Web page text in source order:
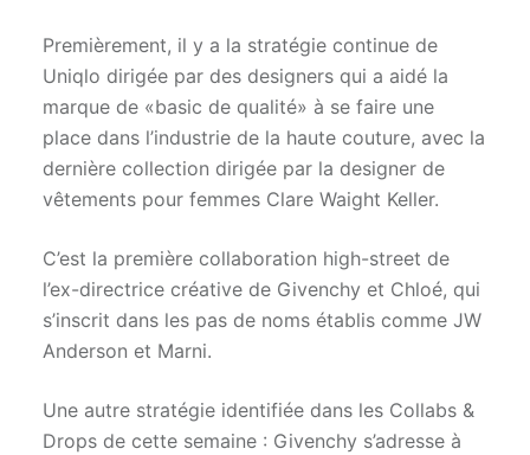
Premièrement, il y a la stratégie continue de
Uniqlo dirigée par des designers qui a aidé la
marque de «basic de qualité» à se faire une
place dans l’industrie de la haute couture, avec la
dernière collection dirigée par la designer de
vêtements pour femmes Clare Waight Keller.
C’est la première collaboration high-street de
l’ex-directrice créative de Givenchy et Chloé, qui
s’inscrit dans les pas de noms établis comme JW
Anderson et Marni.
Une autre stratégie identifiée dans les Collabs &
Drops de cette semaine : Givenchy s’adresse à